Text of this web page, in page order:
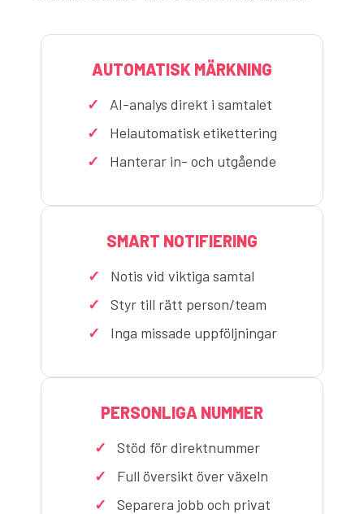
AUTOMATISK MÄRKNING
AI-analys direkt i samtalet
Helautomatisk etikettering
Hanterar in- och utgående
SMART NOTIFIERING
Notis vid viktiga samtal
Styr till rätt person/team
Inga missade uppföljningar
PERSONLIGA NUMMER
Stöd för direktnummer
Full översikt över växeln
Separera jobb och privat